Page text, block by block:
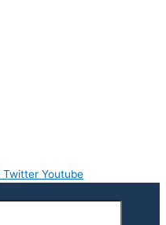
Twitter Youtube